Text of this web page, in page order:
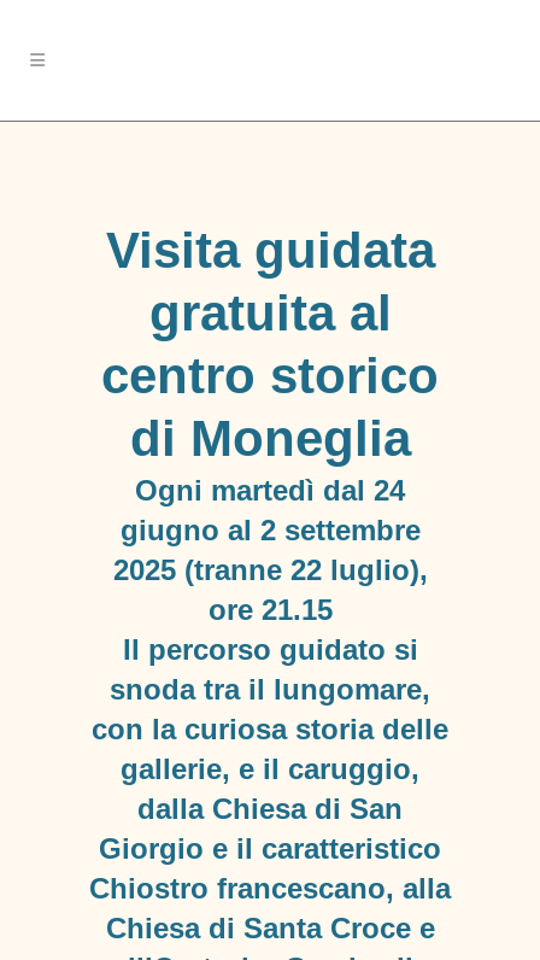
Visita guidata
gratuita al
centro storico
di Moneglia
Ogni martedì dal 24
giugno al 2 settembre
2025 (tranne 22 luglio),
ore 21.15
Il percorso guidato si
snoda tra il lungomare,
con la curiosa storia delle
gallerie, e il caruggio,
dalla Chiesa di San
Giorgio e il caratteristico
Chiostro francescano, alla
Chiesa di Santa Croce e